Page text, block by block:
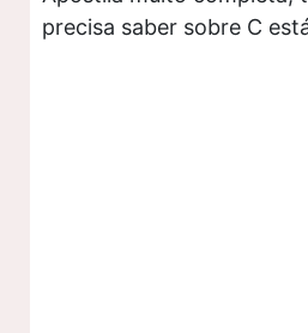
precisa saber sobre C